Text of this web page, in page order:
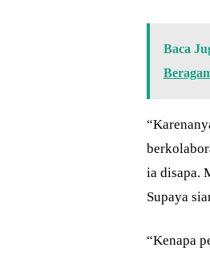
Baca
ia disapa.
Supaya
“Kenapa